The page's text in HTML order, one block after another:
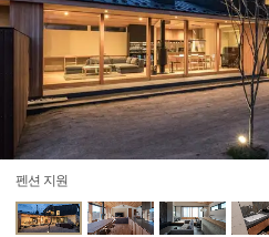
펜션 지원